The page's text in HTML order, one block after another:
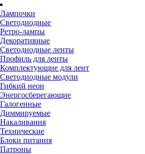
Лампочки
Светодиодные
Ретро-лампы
Декоративные
Светодиодные ленты
Профиль для ленты
Комплектующие для лент
Светодиодные модули
Гибкий неон
Энергосберегающие
Галогенные
Диммируемые
Накаливания
Технические
Блоки питания
Патроны